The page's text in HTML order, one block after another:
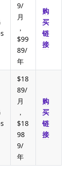
9/
月
，
$99
89/
年
购
买
链
接
$18
89/
月
，
$18
98
9/
年
购
买
链
接